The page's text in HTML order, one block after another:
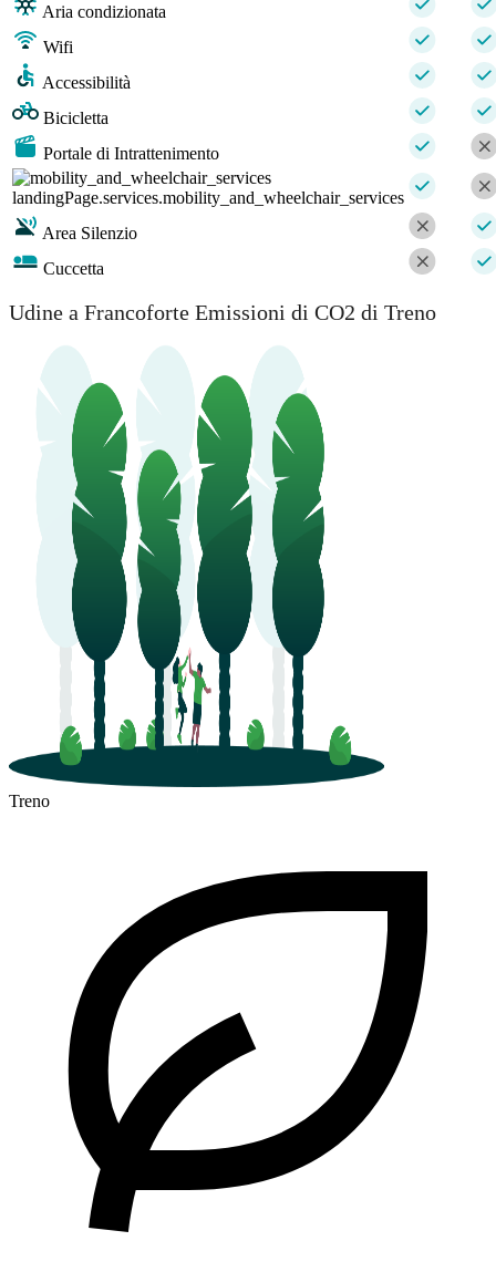
Aria condizionata
Wifi
Accessibilità
Bicicletta
Portale di Intrattenimento
landingPage.services.mobility_and_wheelchair_services
Area Silenzio
Cuccetta
Udine a Francoforte Emissioni di CO2 di Treno
Treno